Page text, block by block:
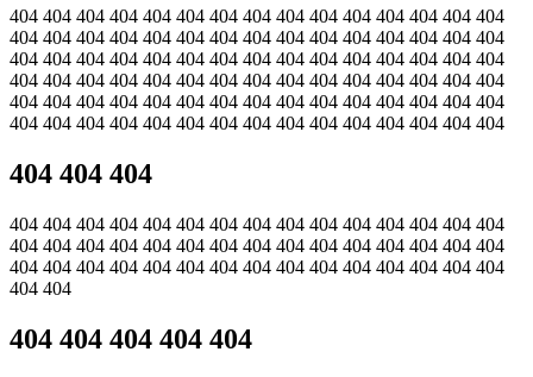
404 404 404 404 404 404 404 404 404 404 404 404 404 404 404
404 404 404 404 404 404 404 404 404 404 404 404 404 404 404
404 404 404 404 404 404 404 404 404 404 404 404 404 404 404
404 404 404 404 404 404 404 404 404 404 404 404 404 404 404
404 404 404 404 404 404 404 404 404 404 404 404 404 404 404
404 404 404 404 404 404 404 404 404 404 404 404 404 404 404
404 404 404
404 404 404 404 404 404 404 404 404 404 404 404 404 404 404
404 404 404 404 404 404 404 404 404 404 404 404 404 404 404
404 404 404 404 404 404 404 404 404 404 404 404 404 404 404
404 404
404 404 404 404 404